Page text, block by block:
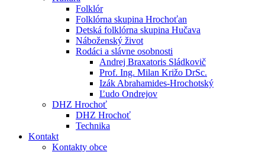
Folklór
Folklórna skupina Hrochoťan
Detská folklórna skupina Hučava
Náboženský život
Rodáci a slávne osobnosti
Andrej Braxatoris Sládkovič
Prof. Ing. Milan Križo DrSc.
Izák Abrahamides-Hrochotský
Ľudo Ondrejov
DHZ Hrochoť
DHZ Hrochoť
Technika
Kontakt
Kontakty obce